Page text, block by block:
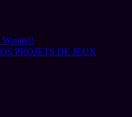
PROJETS DE JEUX